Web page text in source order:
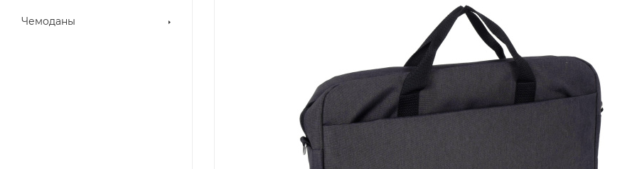
Чемоданы